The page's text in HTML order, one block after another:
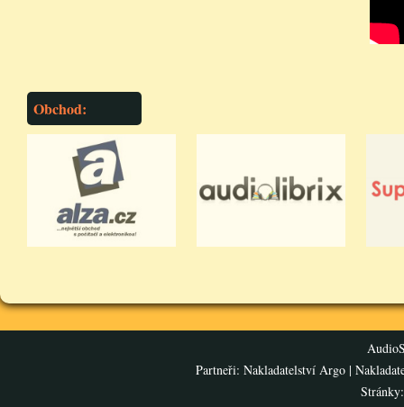
Obchod:
Partneři: Nakladatelství Argo |